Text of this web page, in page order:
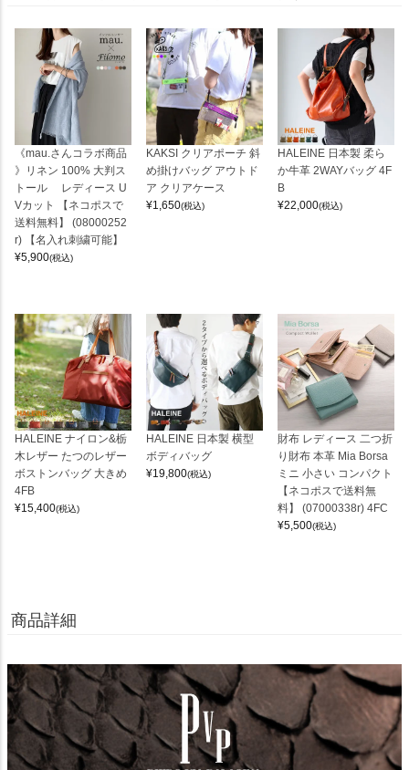
《mau.さんコラボ商品
》リネン 100% 大判ス
トール レディース U
Vカット 【ネコポスで
送料無料】 (08000252
r) 【名入れ刺繍可能】
¥5,900(税込)
KAKSI クリアポーチ 斜
め掛けバッグ アウトド
ア クリアケース
¥1,650(税込)
HALEINE 日本製 柔ら
か牛革 2WAYバッグ 4F
B
¥22,000(税込)
HALEINE ナイロン&栃
木レザー たつのレザー
ボストンバッグ 大きめ
4FB
¥15,400(税込)
HALEINE 日本製 横型
ボディバッグ
¥19,800(税込)
財布 レディース 二つ折
り財布 本革 Mia Borsa
ミニ 小さい コンパクト
【ネコポスで送料無
料】 (07000338r) 4FC
¥5,500(税込)
商品詳細